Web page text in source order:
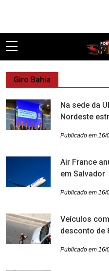
Giro Bahia
Na sede da
Nordeste
Publicado em 16/
Air France
em Salvador
Publicado em 16/
Veículos
desconto de
Publicado em 16/